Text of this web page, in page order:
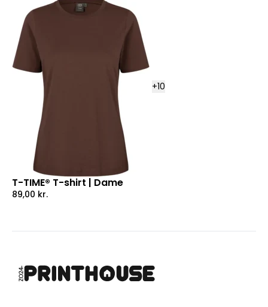
+10
T-TIME® T-shirt | Dame
89,00 kr.